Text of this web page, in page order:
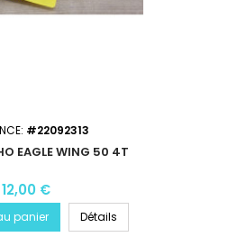
#22092313
EAGLE WING 50 4T
12,00 €
panier Détails